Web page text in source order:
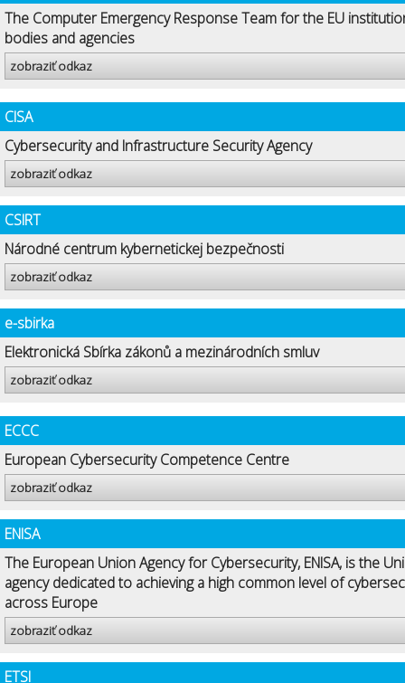
The Computer Emergency Response Team for the EU
bodies and agencies
zobraziť odkaz
CISA
Cybersecurity and Infrastructure Security Agency
zobraziť odkaz
CSIRT
Národné centrum kybernetickej bezpečnosti
zobraziť odkaz
e-sbirka
Elektronická Sbírka zákonů a mezinárodních smluv
zobraziť odkaz
ECCC
European Cybersecurity Competence Centre
zobraziť odkaz
ENISA
The European Union Agency for Cybersecurity, ENISA, is the
agency dedicated to achieving a high common level of
across Europe
zobraziť odkaz
ETSI